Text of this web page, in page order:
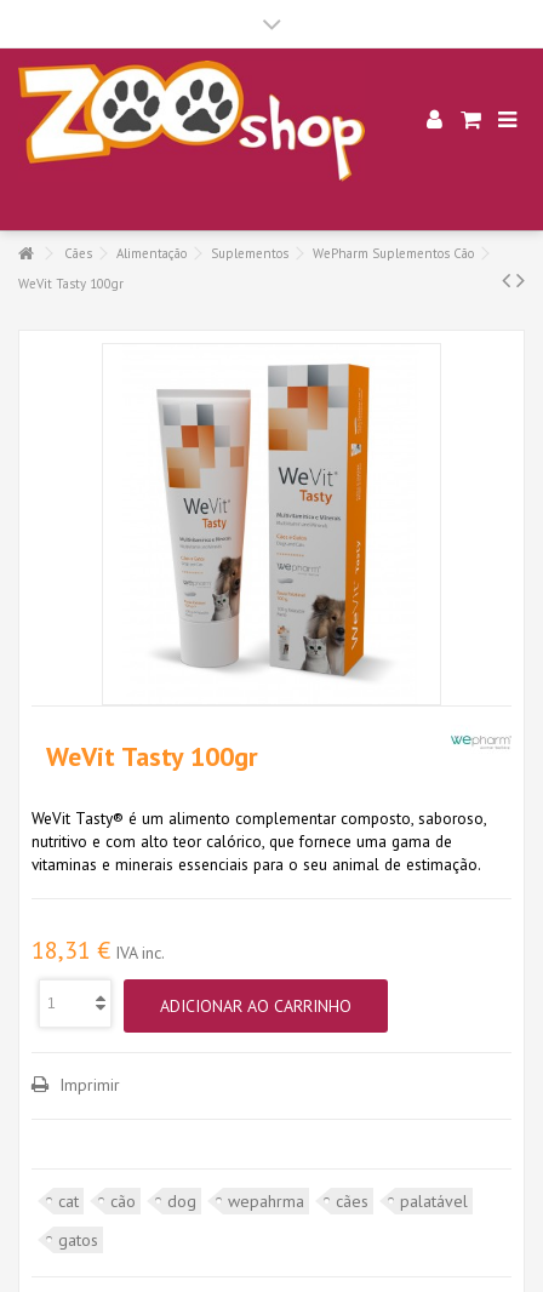
Cães Alimentação Suplementos
WePharm Suplementos Cão
WeVit Tasty 100gr
WeVit Tasty 100gr
WeVit Tasty® é um alimento complementar composto, saboroso,
nutritivo e com alto teor calórico, que fornece uma gama de
vitaminas e minerais essenciais para o seu animal de estimação.
18,31 € IVA inc.
ADICIONAR AO CARRINHO
Imprimir
cat cão dog wepahrma cães
palatável
gatos